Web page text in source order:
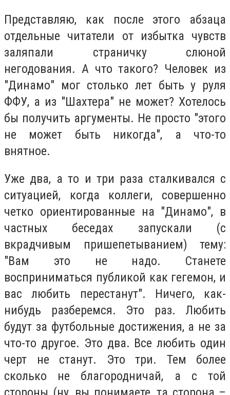
Представляю, как после этого абзаца
отдельные читатели от избытка чувств
заляпали страничку слюной
негодования. А что такого? Человек из
"Динамо" мог столько лет быть у руля
ФФУ, а из "Шахтера" не может? Хотелось
бы получить аргументы. Не просто "этого
не может быть никогда", а что-то
внятное.
Уже два, а то и три раза сталкивался с
ситуацией, когда коллеги, совершенно
четко ориентированные на "Динамо", в
частных беседах запускали (с
вкрадчивым пришепетыванием) тему:
"Вам это не надо. Станете
восприниматься публикой как гегемон, и
вас любить перестанут". Ничего, как-
нибудь разберемся. Это раз. Любить
будут за футбольные достижения, а не за
что-то другое. Это два. Все любить один
черт не станут. Это три. Тем более
сколько не благородничай, а с той